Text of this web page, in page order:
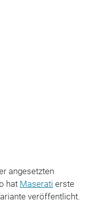
angesetzten
hat Maserati erste
veröffentlicht.